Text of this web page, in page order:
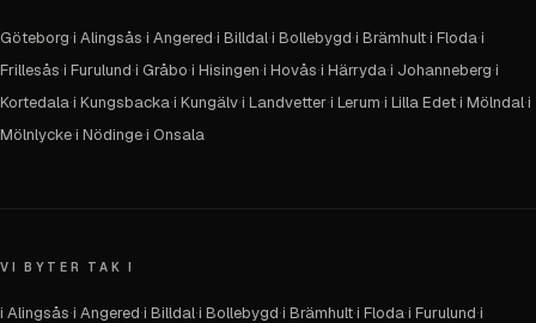
Göteborg·i Alingsås·i Angered·i Billdal·i Bollebygd·i Brämhult·i Floda·i
Frillesås·i Furulund·i Gråbo·i Hisingen·i Hovås·i Härryda·i Johanneberg·i
Kortedala·i Kungsbacka·i Kungälv·i Landvetter·i Lerum·i Lilla Edet·i Mölndal·i
Mölnlycke·i Nödinge·i Onsala
VI BYTER TAK I
i Alingsås·i Angered·i Billdal·i Bollebygd·i Brämhult·i Floda·i Furulund·i